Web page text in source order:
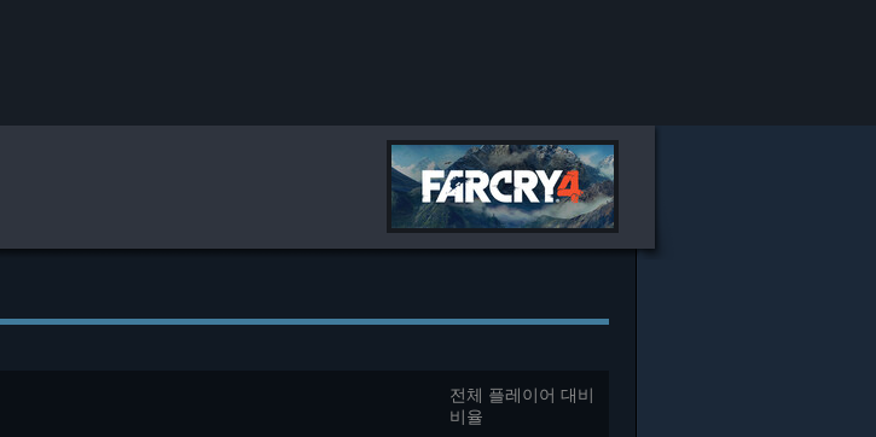
전체 플레이어 대비
비율